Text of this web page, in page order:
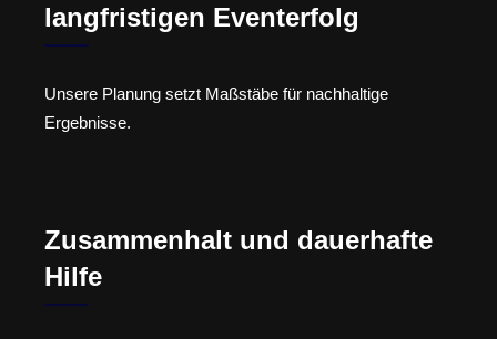
langfristigen Eventerfolg
Unsere Planung setzt Maßstäbe für nachhaltige
Ergebnisse.
Zusammenhalt und dauerhafte
Hilfe